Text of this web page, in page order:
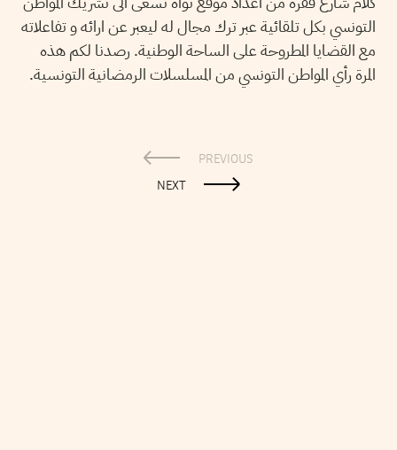
التونسي بكل تلقائية عبر ترك مجال له ليعبر عن ارائه و تفاعلاته
مع القضايا المطروحة على الساحة الوطنية. رصدنا لكم هذه
المرة رأي المواطن التونسي من المسلسلات الرمضانية التونسية.
PREVIOUS
NEXT